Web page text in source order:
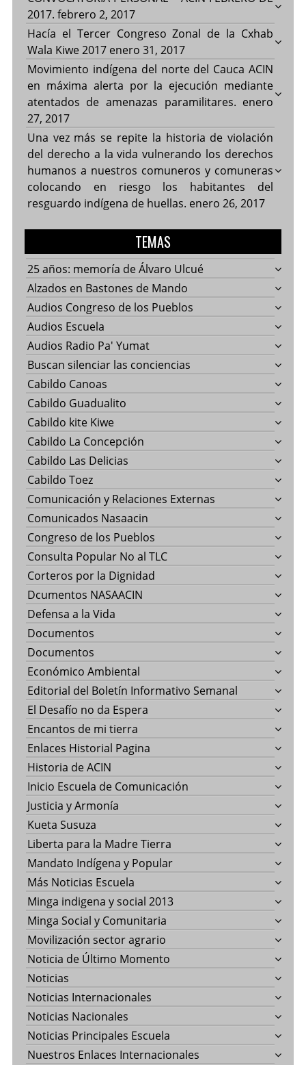
2017. febrero 2, 2017
Hacía el Tercer Congreso Zonal de la Cxhab
Wala Kiwe 2017 enero 31, 2017
Movimiento indígena del norte del Cauca ACIN
en máxima alerta por la ejecución mediante
atentados de amenazas paramilitares. enero
27, 2017
Una vez más se repite la historia de violación
del derecho a la vida vulnerando los derechos
humanos a nuestros comuneros y comuneras
colocando en riesgo los habitantes del
resguardo indígena de huellas. enero 26, 2017
TEMAS
25 años: memoría de Álvaro Ulcué
Alzados en Bastones de Mando
Audios Congreso de los Pueblos
Audios Escuela
Audios Radio Pa' Yumat
Buscan silenciar las conciencias
Cabildo Canoas
Cabildo Guadualito
Cabildo kite Kiwe
Cabildo La Concepción
Cabildo Las Delicias
Cabildo Toez
Comunicación y Relaciones Externas
Comunicados Nasaacin
Congreso de los Pueblos
Consulta Popular No al TLC
Corteros por la Dignidad
Dcumentos NASAACIN
Defensa a la Vida
Documentos
Documentos
Económico Ambiental
Editorial del Boletín Informativo Semanal
El Desafío no da Espera
Encantos de mi tierra
Enlaces Historial Pagina
Historia de ACIN
Inicio Escuela de Comunicación
Justicia y Armonía
Kueta Susuza
Liberta para la Madre Tierra
Mandato Indígena y Popular
Más Noticias Escuela
Minga indigena y social 2013
Minga Social y Comunitaria
Movilización sector agrario
Noticia de Último Momento
Noticias
Noticias Internacionales
Noticias Nacionales
Noticias Principales Escuela
Nuestros Enlaces Internacionales